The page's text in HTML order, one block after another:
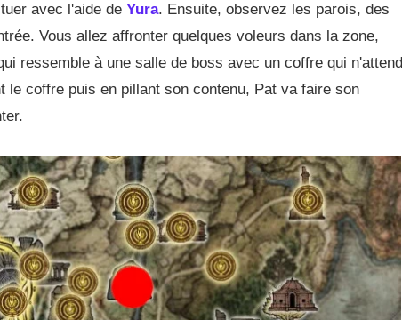
avec l'aide de Yura. Ensuite, observez les parois, des
Vous allez affronter quelques voleurs dans la zone,
ressemble à une salle de boss avec un coffre qui n'attend
le coffre puis en pillant son contenu, Pat va faire son